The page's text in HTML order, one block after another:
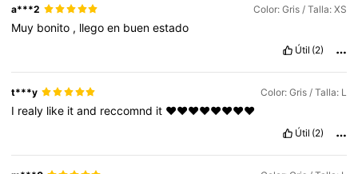
a***2 Color: Gris / Talla: XS
Muy bonito , llegoen buenestado
Útil (2)
t***y Color: Gris / Talla: L
I realy like itand reccomnd it ❤️❤️❤️❤️❤️❤️❤️❤️
Útil (2)